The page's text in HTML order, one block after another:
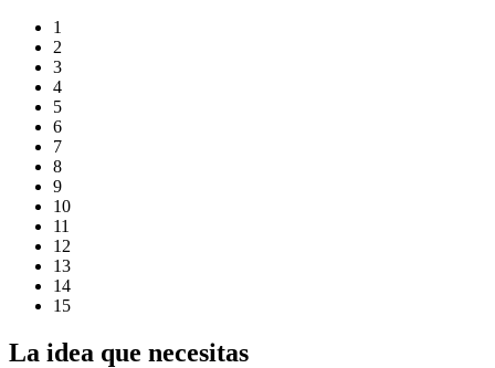
1
2
3
4
5
6
7
8
9
10
11
12
13
14
15
La idea que necesitas